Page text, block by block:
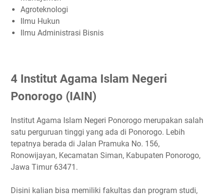
Agroteknologi
Ilmu Hukun
Ilmu Administrasi Bisnis
4 Institut Agama Islam Negeri
Ponorogo (IAIN)
Institut Agama Islam Negeri Ponorogo merupakan salah
satu perguruan tinggi yang ada di Ponorogo. Lebih
tepatnya berada di Jalan Pramuka No. 156,
Ronowijayan, Kecamatan Siman, Kabupaten Ponorogo,
Jawa Timur 63471.
Disini kalian bisa memiliki fakultas dan program studi,